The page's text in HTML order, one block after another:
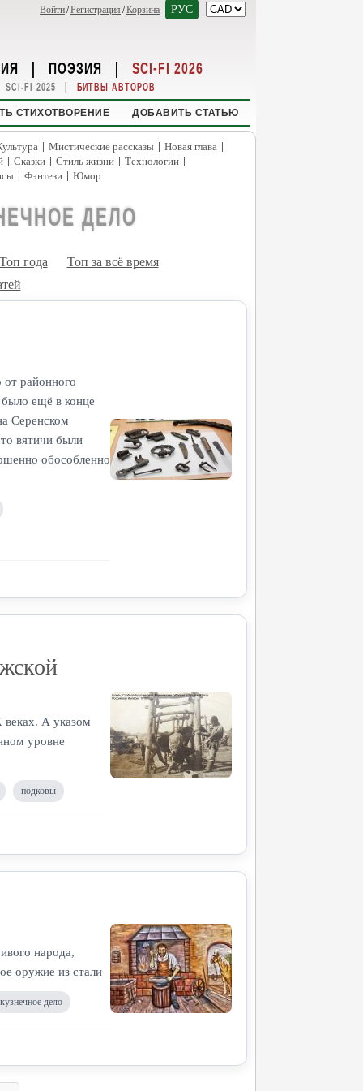
Войти/Регистрация /Корзина РУС
| ПОЭЗИЯ | SCI-FI 2026
SCI-FI 2025 | БИТВЫ АВТОРОВ
СТИХОТВОРЕНИЕ ДОБАВИТЬ СТАТЬЮ
| Мистические рассказы | Новая глава |
| Сказки | Стиль жизни | Технологии |
| Фэнтези | Юмор
ДЕЛО
года
Топ за всё время
от районного
ещё в конце
Серенском
вятичи были
обособленно
веках. А указом
уровне
подковы
народа,
оружие из стали
кузнечное дело